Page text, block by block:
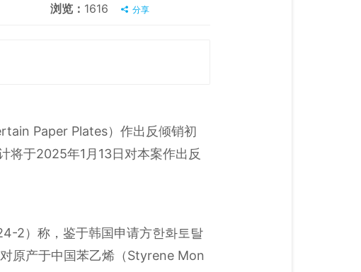
浏览： 1616 分享
Paper Plates）作出反倾销初
将于2025年1月13日对本案作出反
2）称，鉴于韩国申请方한화토탈
原产于中国苯乙烯（Styrene Mon